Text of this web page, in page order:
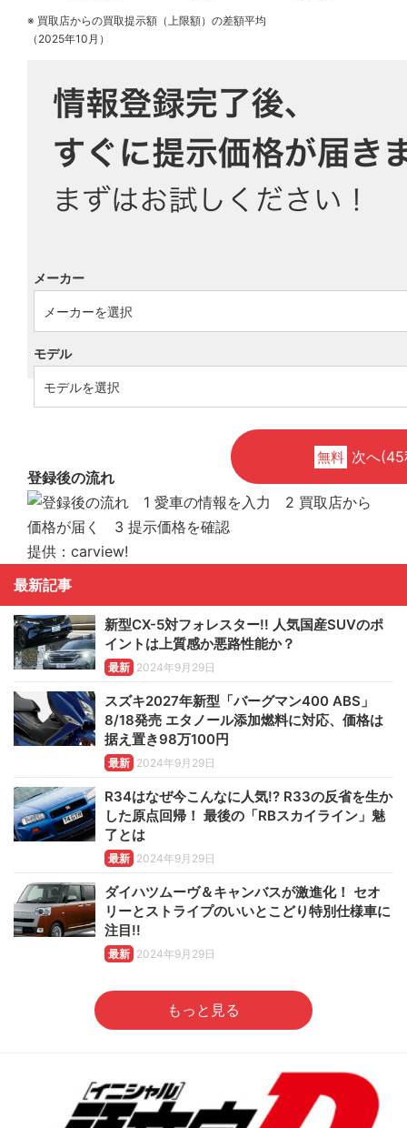
※ 買取店からの買取提示額（上限額）の差額平均
（2025年10月）
メーカー
モデル
無料 次へ
登録後の流れ
提供：carview!
最新記事
新型CX-5対フォレスター!! 人気国産SUVのポ
イントは上質感か悪路性能か？
最新 2024年9月29日
スズキ2027年新型「バーグマン400 ABS」
8/18発売 エタノール添加燃料に対応、価格は
据え置き98万100円
最新 2024年9月29日
R34はなぜ今こんなに人気!? R33の反省を生か
した原点回帰！ 最後の「RBスカイライン」魅
了とは
最新 2024年9月29日
ダイハツムーヴ＆キャンバスが激進化！ セオ
リーとストライプのいいとこどり特別仕様車に
注目!!
最新 2024年9月29日
もっと見る